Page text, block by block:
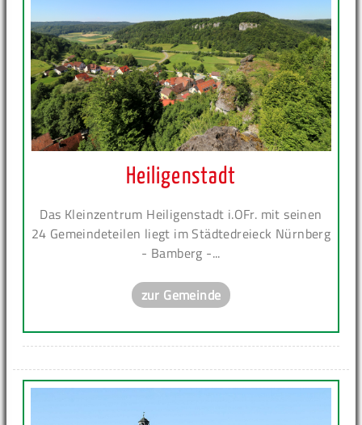
Heiligenstadt
Das Kleinzentrum Heiligenstadt i.OFr. mit seinen
24 Gemeindeteilen liegt im Städtedreieck Nürnberg
- Bamberg -...
zur Gemeinde